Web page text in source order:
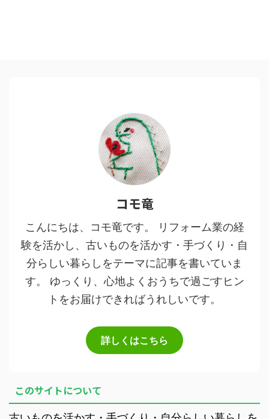
コモ竜
こんにちは、コモ竜です。 リフォーム業の経
験を活かし、古いものを活かす・手づくり・自
分らしい暮らしをテーマに記事を書いていま
す。 ゆっくり、心地よくおうちで過ごすヒン
トをお届けできればうれしいです。
詳しくはこちら
このサイトについて